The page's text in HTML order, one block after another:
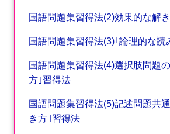
国語問題集習得法(2)効果的な解
国語問題集習得法(3)｢論理的な読
国語問題集習得法(4)選択肢問題
方｣習得法
国語問題集習得法(5)記述問題共
き方｣習得法